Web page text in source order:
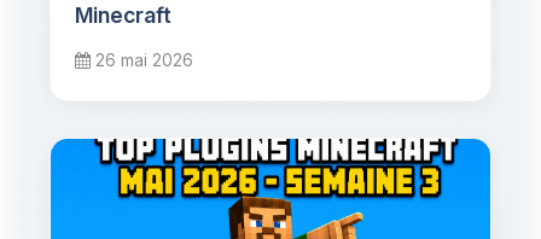
Minecraft
26 mai 2026